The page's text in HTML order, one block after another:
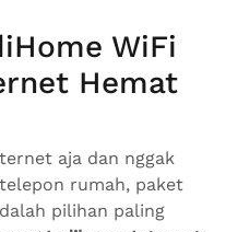
WiFi
Hemat
aja dan nggak
rumah, paket
pilihan paling